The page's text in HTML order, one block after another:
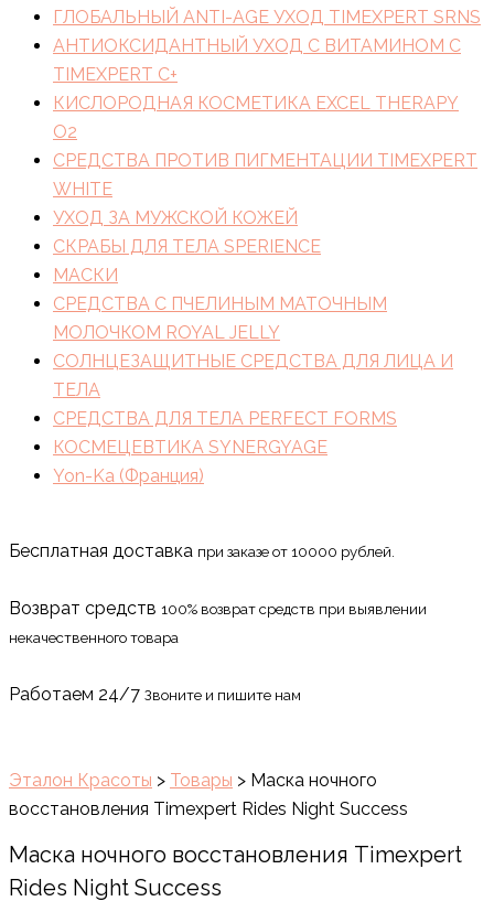
ГЛОБАЛЬНЫЙ ANTI-AGE УХОД TIMEXPERT SRNS
АНТИОКСИДАНТНЫЙ УХОД С ВИТАМИНОМ C
TIMEXPERT C+
КИСЛОРОДНАЯ КОСМЕТИКА EXCEL THERAPY
O2
СРЕДСТВА ПРОТИВ ПИГМЕНТАЦИИ TIMEXPERT
WHITE
УХОД ЗА МУЖСКОЙ КОЖЕЙ
СКРАБЫ ДЛЯ ТЕЛА SPERIENCE
МАСКИ
СРЕДСТВА С ПЧЕЛИНЫМ МАТОЧНЫМ
МОЛОЧКОМ ROYAL JELLY
СОЛНЦЕЗАЩИТНЫЕ СРЕДСТВА ДЛЯ ЛИЦА И
ТЕЛА
СРЕДСТВА ДЛЯ ТЕЛА PERFECT FORMS
КОСМЕЦЕВТИКА SYNERGYAGE
Yon-Ka (Франция)
Бесплатная доставка при заказе от 10000 рублей.
Возврат средств 100% возврат средств при выявлении
некачественного товара
Работаем 24/7 Звоните и пишите нам
Эталон Красоты > Товары > Маска ночного
восстановления Timexpert Rides Night Success
Маска ночного восстановления Timexpert
Rides Night Success